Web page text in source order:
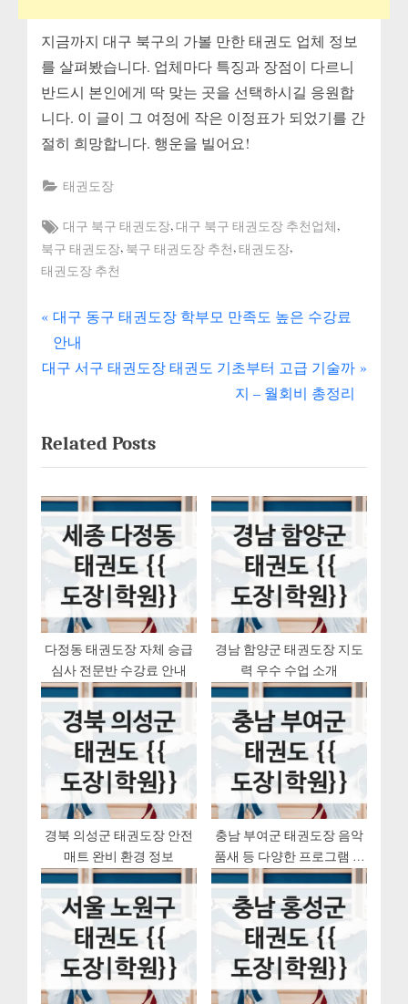
지금까지 대구 북구의 가볼 만한 태권도 업체 정보
를 살펴봤습니다. 업체마다 특징과 장점이 다르니
반드시 본인에게 딱 맞는 곳을 선택하시길 응원합
니다. 이 글이 그 여정에 작은 이정표가 되었기를 간
절히 희망합니다. 행운을 빌어요!
태권도장
Tags:
대구 북구 태권도장,대구 북구 태권도장 추천업체,
북구 태권도장, 북구 태권도장 추천,태권도장,
태권도장 추천
글
내
게
이
션
P
r
e
o
u
s
P
:
대구 동구 태권도장 학부모 만족도 높은 수강료
안내
N
t
P
o
s
대구 서구 태권도장 태권도 기초부터 고급 기술까
지 – 월회비 총정리
Related Posts
다정동 태권도장 자체 승급
심사 전문반 수강료 안내
경남 함양군 태권도장 지도
력 우수 수업 소개
경북 의성군 태권도장 안전
매트 완비 환경 정보
충남 부여군 태권도장 음악
품새 등 다양한 프로그램 총
정리